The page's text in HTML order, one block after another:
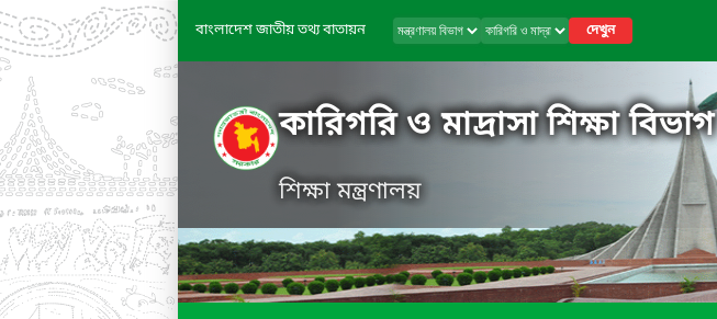
বাংলাদেশ জাতীয় তথ্য বাতায়ন দেখুন
কারিগরি ও মাদ্রাসা শিক্ষা বিভাগ
শিক্ষা মন্ত্রণালয়